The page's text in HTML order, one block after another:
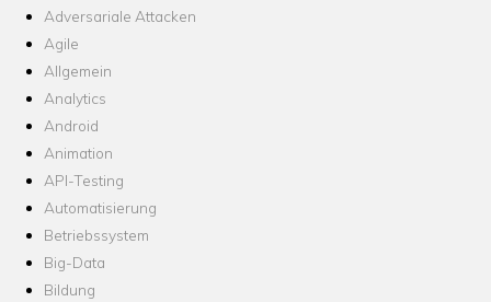
Adversariale Attacken
Agile
Allgemein
Analytics
Android
Animation
API-Testing
Automatisierung
Betriebssystem
Big-Data
Bildung